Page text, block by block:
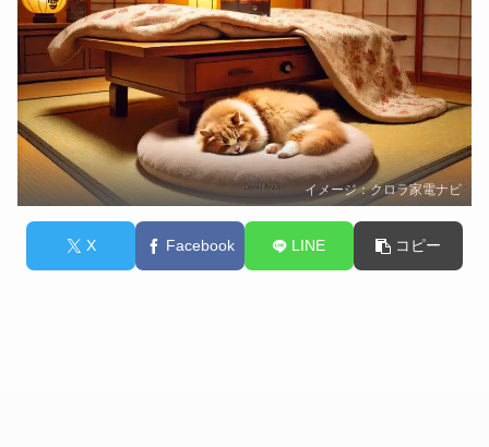
イメージ：クロラ家電ナビ
X Facebook LINE コピー